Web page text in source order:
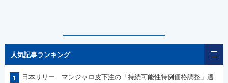
人気記事ランキング
1
日本リリー マンジャロ皮下注の「持続可能性特例価格調整」適